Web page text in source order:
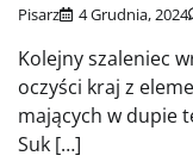
Pisarz 4 Grudnia, 2024
Kolejny szaleniec
oczyści kraj z
mających w dupie
Suk […]